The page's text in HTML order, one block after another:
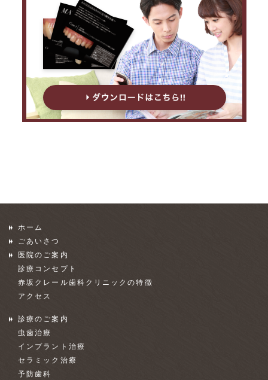
ホーム
ごあいさつ
医院のご案内
診療コンセプト
赤坂クレール歯科クリニックの特徴
アクセス
診療のご案内
虫歯治療
インプラント治療
セラミック治療
予防歯科